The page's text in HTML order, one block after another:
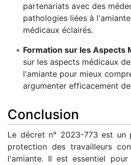
partenariats avec des
pathologies liées à
médicaux éclairés.
Formation sur les Aspects
sur les aspects médicaux
l'amiante pour mieux
argumenter efficacement
Conclusion
Le décret n° 2023-773 est un
protection des travailleurs
l'amiante. Il est essentiel